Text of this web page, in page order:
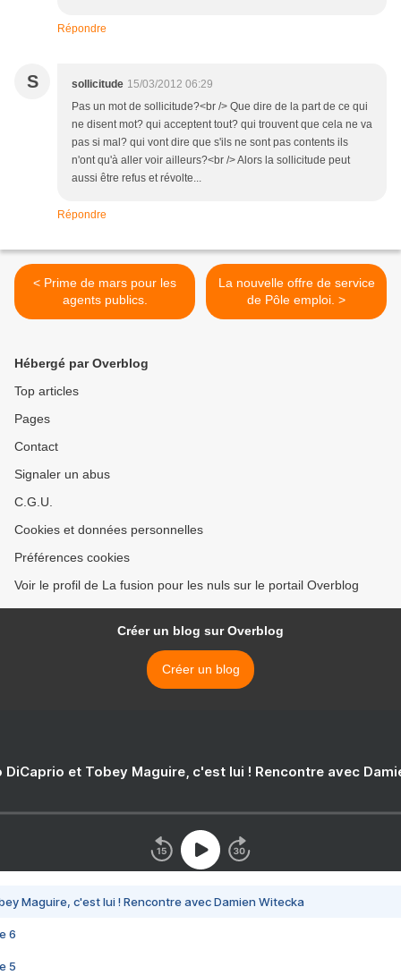
Répondre
S sollicitude 15/03/2012 06:29
Pas un mot de sollicitude?<br /> Que dire de la part de ce qui
ne disent mot? qui acceptent tout? qui trouvent que cela ne va
pas si mal? qui vont dire que s'ils ne sont pas contents ils
n'ont qu'à aller voir ailleurs?<br /> Alors la sollicitude peut
aussi être refus et révolte...
Répondre
< Prime de mars pour les
agents publics.
La nouvelle offre de service
de Pôle emploi. >
Hébergé par Overblog
Top articles
Pages
Contact
Signaler un abus
C.G.U.
Cookies et données personnelles
Préférences cookies
Voir le profil de La fusion pour les nuls sur le portail Overblog
Créer un blog sur Overblog
Créer un blog
DiCaprio et Tobey Maguire, c'est lui ! Rencontre avec
Maguire, c'est lui ! Rencontre avec Damien Witecka
6
5